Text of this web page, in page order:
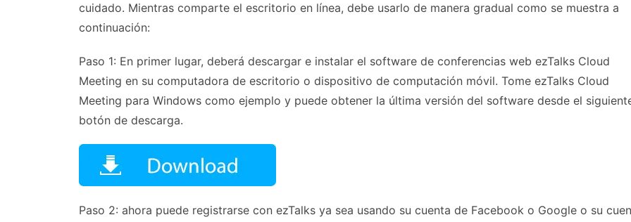
cuidado. Mientras comparte el escritorio en línea, debe usarlo de manera gradual como se muestra a
continuación:
Paso 1: En primer lugar, deberá descargar e instalar el software de conferencias web ezTalks Cloud
Meeting en su computadora de escritorio o dispositivo de computación móvil. Tome ezTalks Cloud
Meeting para Windows como ejemplo y puede obtener la última versión del software desde el
botón de descarga.
Paso 2: ahora puede registrarse con ezTalks ya sea usando su cuenta de Facebook o Google o su